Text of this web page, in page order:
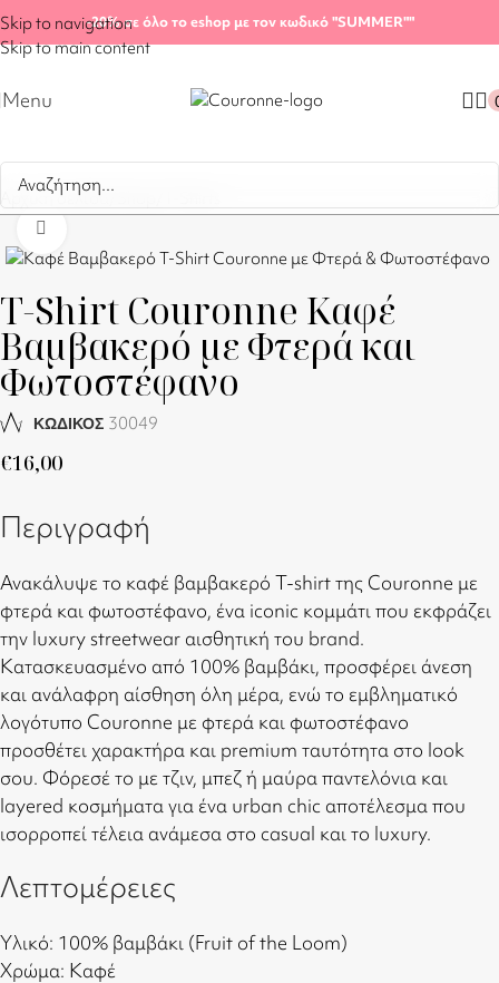
Skip to navigation
Skip to main content
-20%σε όλο το eshop με τον κωδικό "SUMMER""
Menu
Αρχική σελίδα
T-Shirt Couronne Καφέ
Βαμβακερό με Φτερά και
Φωτοστέφανο
ΚΩΔΙΚΟΣ 30049
€16,00
Περιγραφή
Ανακάλυψε το καφέ βαμβακερό T-shirt της Couronne με
φτερά και φωτοστέφανο, ένα iconic κομμάτι που εκφράζει
την luxury streetwear αισθητική του brand.
Κατασκευασμένο από 100% βαμβάκι, προσφέρει άνεση
και ανάλαφρη αίσθηση όλη μέρα, ενώ το εμβληματικό
λογότυπο Couronne με φτερά και φωτοστέφανο
προσθέτει χαρακτήρα και premium ταυτότητα στο look
σου. Φόρεσέ το με τζιν, μπεζ ή μαύρα παντελόνια και
layered κοσμήματα για ένα urban chic αποτέλεσμα που
ισορροπεί τέλεια ανάμεσα στο casual και το luxury.
Λεπτομέρειες
Υλικό: 100% βαμβάκι (Fruit of the Loom)
Χρώμα: Καφέ